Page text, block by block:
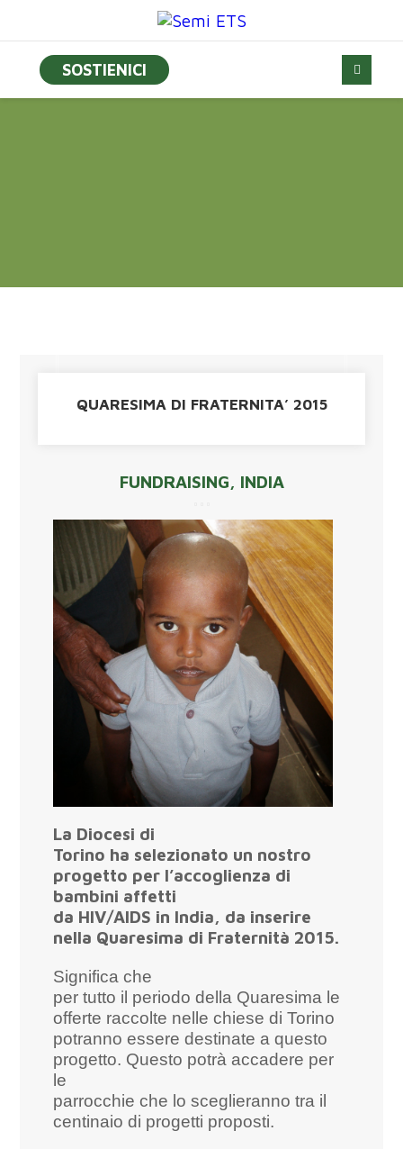
SOSTIENICI
QUARESIMA DI FRATERNITA’ 2015
FUNDRAISING, INDIA
La Diocesi di
Torino ha selezionato un nostro
progetto per l’accoglienza di
bambini affetti
da HIV/AIDS in India, da inserire
nella Quaresima di Fraternità 2015.
Significa che
per tutto il periodo della Quaresima le
offerte raccolte nelle chiese di Torino
potranno essere destinate a questo
progetto. Questo potrà accadere per
le
parrocchie che lo sceglieranno tra il
centinaio di progetti proposti.